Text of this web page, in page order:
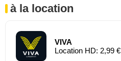
à la location
VIVA
Location HD: 2,99 €